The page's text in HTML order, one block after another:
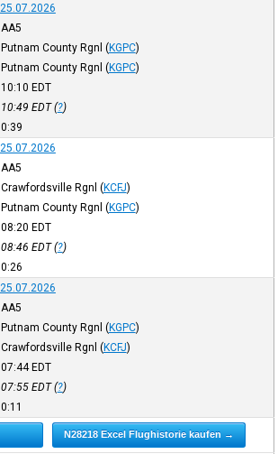
25.07.2026
AA5
Putnam County Rgnl (KGPC)
Putnam County Rgnl (KGPC)
10:10 EDT
10:49 EDT(?)
0:39
25.07.2026
AA5
Crawfordsville Rgnl (KCFJ)
Putnam County Rgnl (KGPC)
08:20 EDT
08:46 EDT(?)
0:26
25.07.2026
AA5
Putnam County Rgnl (KGPC)
Crawfordsville Rgnl (KCFJ)
07:44EDT
07:55 EDT(?)
0:11
N28218 Excel Flughistorie kaufen →